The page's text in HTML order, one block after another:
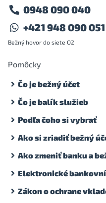
0948 090 040
+421 948 090 051
Bežný hovor do siete O2
Pomôcky
Čo je bežný účet
Čo je balík služieb
Podľa čoho si vybrať
Ako si zriadiť bežný
Ako zmeniť banku a
Elektronické
Zákon o ochrane